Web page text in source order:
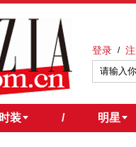
登录 /
时装 / 明星